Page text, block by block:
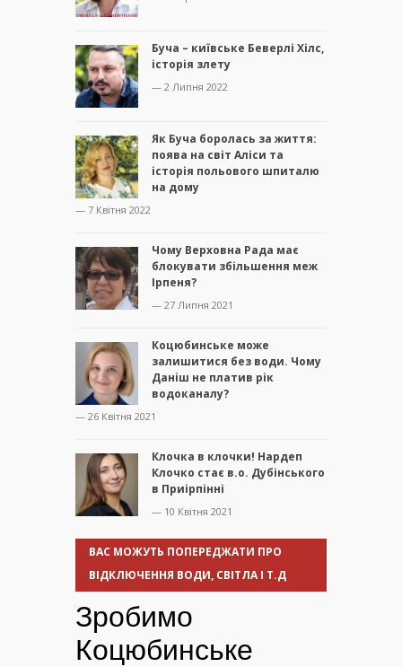
Буча – київське Беверлі Хілс,
історія злету
— 2 Липня 2022
Як Буча боролась за життя:
поява на світ Аліси та
історія польового шпиталю
на дому
— 7 Квітня 2022
Чому Верховна Рада має
блокувати збільшення меж
Ірпеня?
— 27 Липня 2021
Коцюбинське може
залишитися без води. Чому
Даніш не платив рік
водоканалу?
— 26 Квітня 2021
Клочка в клочки! Нардеп
Клочко стає в.о. Дубінського
в Приірпінні
— 10 Квітня 2021
ВАС МОЖУТЬ ПОПЕРЕДЖАТИ ПРО
ВІДКЛЮЧЕННЯ ВОДИ, СВІТЛА І Т.Д